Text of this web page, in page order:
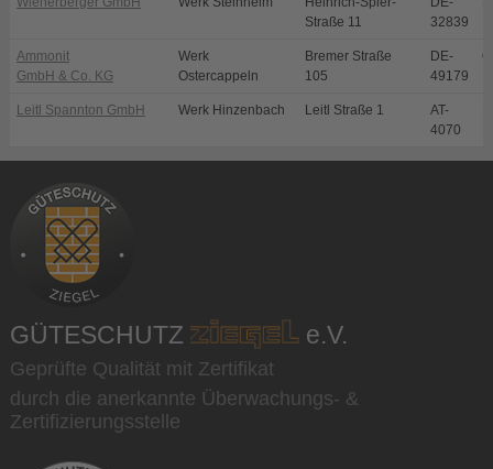
Straße 11
32839
Ammonit
GmbH & Co. KG
Werk
Ostercappeln
Bremer Straße
105
DE-
49179
Leitl Spannton GmbH Werk Hinzenbach Leitl Straße 1
AT-
4070
GÜTESCHUTZ e.V.
Geprüfte Qualität mit Zertifikat
durch die anerkannte Überwachungs- &
Zertifizierungsstelle